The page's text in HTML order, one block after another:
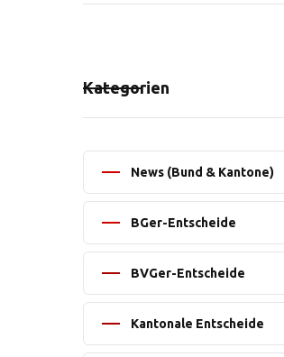
Kategorien
News (Bund & Kantone)
BGer-Entscheide
BVGer-Entscheide
Kantonale Entscheide